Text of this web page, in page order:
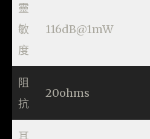
靈
敏
度
116dB@1mW
阻
抗
20ohms